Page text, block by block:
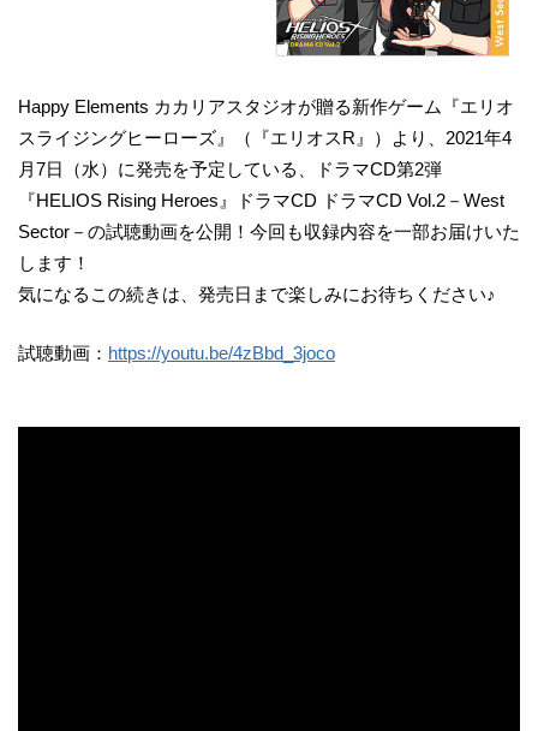
Happy Elements カカリアスタジオが贈る新作ゲーム『エリオ
スライジングヒーローズ』（『エリオスR』）より、2021年4
月7日（水）に発売を予定している、ドラマCD第2弾
『HELIOS Rising Heroes』ドラマCD ドラマCD Vol.2－West
Sector－の試聴動画を公開！今回も収録内容を一部お届けいた
します！
気になるこの続きは、発売日まで楽しみにお待ちください♪
試聴動画： https://youtu.be/4zBbd_3joco